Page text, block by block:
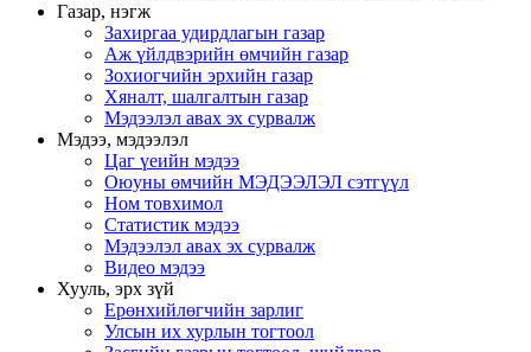
Газар, нэгж
Захиргаа удирдлагын газар
Аж үйлдвэрийн өмчийн газар
Зохиогчийн эрхийн газар
Хяналт, шалгалтын газар
Мэдээлэл авах эх сурвалж
Мэдээ, мэдээлэл
Цаг үеийн мэдээ
Оюуны өмчийн МЭДЭЭЛЭЛ сэтгүүл
Ном товхимол
Статистик мэдээ
Мэдээлэл авах эх сурвалж
Видео мэдээ
Хууль, эрх зүй
Ерөнхийлөгчийн зарлиг
Улсын их хурлын тогтоол